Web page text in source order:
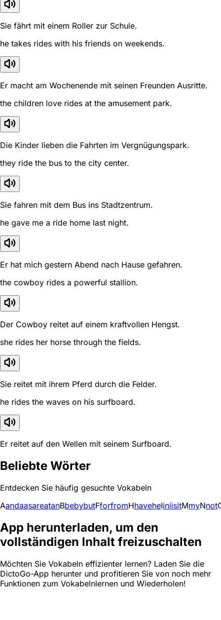
Sie fährt mit einem Roller zur Schule.
he takes rides with his friends on weekends.
Er macht am Wochenende mit seinen Freunden Ausritte.
the children love rides at the amusement park.
Die Kinder lieben die Fahrten im Vergnügungspark.
they ride the bus to the city center.
Sie fahren mit dem Bus ins Stadtzentrum.
he gave me a ride home last night.
Er hat mich gestern Abend nach Hause gefahren.
the cowboy rides a powerful stallion.
Der Cowboy reitet auf einem kraftvollen Hengst.
she rides her horse through the fields.
Sie reitet mit ihrem Pferd durch die Felder.
he rides the waves on his surfboard.
Er reitet auf den Wellen mit seinem Surfboard.
Beliebte Wörter
Entdecken Sie häufig gesuchte Vokabeln
AandaasareatanBbebybutFforfromHhaveheIiniisitMmyNnot
App herunterladen, um den
vollständigen Inhalt freizuschalten
Möchten Sie Vokabeln effizienter lernen? Laden Sie die
DictoGo-App herunter und profitieren Sie von noch mehr
Funktionen zum Vokabelnlernen und Wiederholen!